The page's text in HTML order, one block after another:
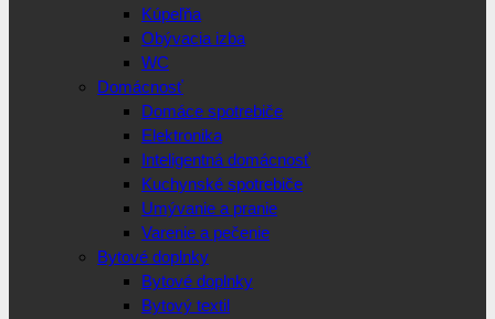
Kúpeľňa
Obývacia izba
WC
Domácnosť
Domáce spotrebiče
Elektronika
Inteligentná domácnosť
Kuchynské spotrebiče
Umývanie a pranie
Varenie a pečenie
Bytové doplnky
Bytové doplnky
Bytový textil